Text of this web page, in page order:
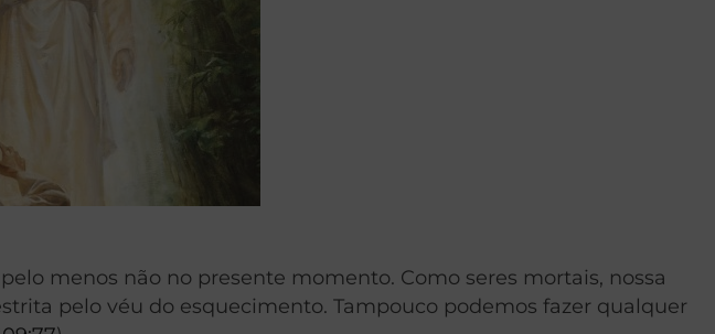
menos não no presente momento. Como seres mortais, nossa
pelo véu do esquecimento. Tampouco podemos fazer qualquer